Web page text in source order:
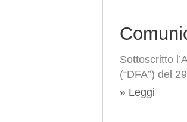
Sottoscritto
(“DFA”) del
» Leggi